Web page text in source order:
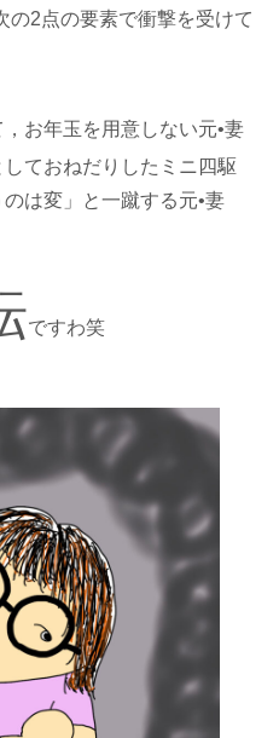
の2点の要素で衝撃を受けて
お年玉を用意しない元•妻
ておねだりしたミニ四駆
は変」と一蹴する元•妻
ですわ笑